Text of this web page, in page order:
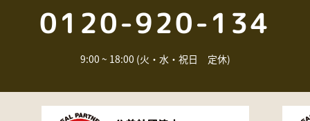
0120-920-134
9:00 ~ 18:00 (火・水・祝日 定休)